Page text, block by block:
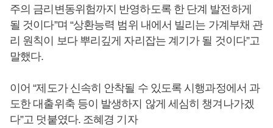
주의 금리변동위험까지 반영하도록 한 단계 발전하게
될 것이다”며 “상환능력 범위 내에서 빌리는 가계부채 관
리 원칙이 보다 뿌리깊게 자리잡는 계기가 될 것이다”고
말했다.
이어 “제도가 신속히 안착될 수 있도록 시행과정에서 과
도한 대출위축 등이 발생하지 않게 세심히 챙겨나가겠
다”고 덧붙였다. 조혜경 기자